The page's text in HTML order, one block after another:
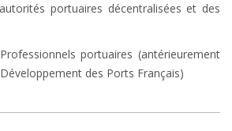
portuaires décentralisées et des
portuaires (antérieurement
des Ports Français)